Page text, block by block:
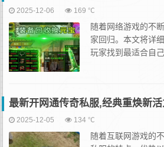
2025-12-06 169 ℃
随着网络游戏的不
家回归。本文将详
玩家找到最适合自己
最新开网通传奇私服,经典重焕新
2025-12-05 134 ℃
随着互联网游戏的